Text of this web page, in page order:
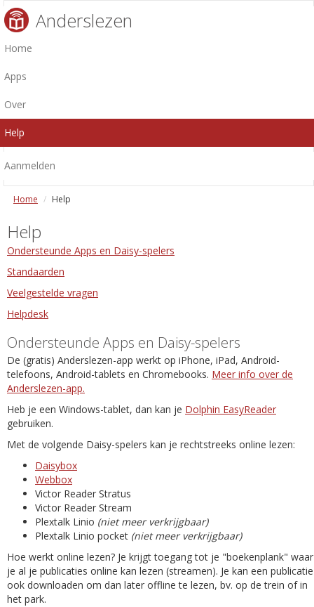
Anderslezen
Home
Apps
Over
Help
Aanmelden
Home Help
Help
Ondersteunde Apps en Daisy-spelers
Standaarden
Veelgestelde vragen
Helpdesk
Ondersteunde Apps en Daisy-spelers
De (gratis) Anderslezen-app werkt op iPhone, iPad, Android-
telefoons, Android-tablets en Chromebooks. Meer info over de
Anderslezen-app.
Heb je een Windows-tablet, dan kan je Dolphin EasyReader
gebruiken.
Met de volgende Daisy-spelers kan je rechtstreeks online lezen:
Daisybox
Webbox
Victor Reader Stratus
Victor Reader Stream
Plextalk Linio (niet meer verkrijgbaar)
Plextalk Linio pocket (niet meer verkrijgbaar)
Hoe werkt online lezen? Je krijgt toegang tot je "boekenplank" waar
je al je publicaties online kan lezen (streamen). Je kan een publicatie
ook downloaden om dan later offline te lezen, bv. op de trein of in
het park.